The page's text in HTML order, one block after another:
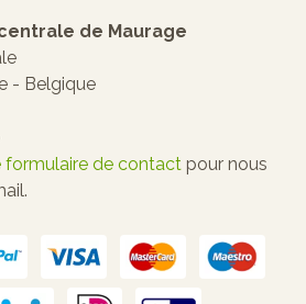
de Maurage
- Belgique
formulaire de contact pour nous